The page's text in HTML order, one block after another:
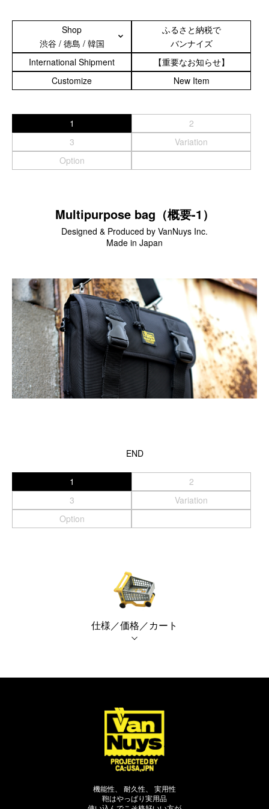
スマートフォンケース
iPhone17 Pro Max／iPhone17 Pro／iPhone17
iPhone16 Pro Max／iPhone15 Pro Max／iPhone14 Pro Max
iPhone16 Pro／iPhone15 Pro／iPhone14 Pro／iPhone16／
iPhone15
Other
PC／タブレットケース
デジカメケース
Canon
Nikon
OLYMPUS
Panasonic
RICOH
Other
Case
ポーチ
その他ケース
＜オーダーメイド生産可能＞
Shop
渋谷 / 徳島 / 韓国
ふるさと納税で
バンナイズ
International Shipment
【重要なお知らせ】
Customize
New Item
1
2
3
Variation
Option
Multipurpose bag（概要-1）
Designed & Produced by VanNuys Inc.
Made in Japan
END
1
2
3
Variation
Option
仕様／価格／カート
機能性、 耐久性、 実用性
鞄はやっぱり実用品